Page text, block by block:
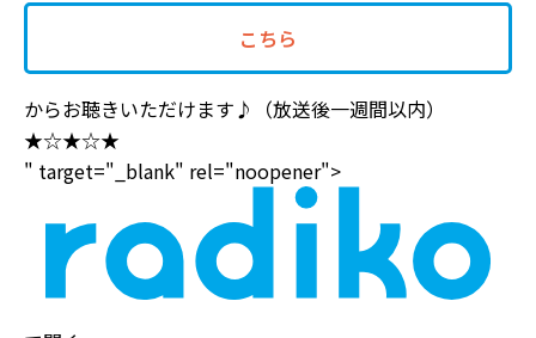
こちら
からお聴きいただけます♪（放送後一週間以内）
★☆★☆★
" target="_blank" rel="noopener">